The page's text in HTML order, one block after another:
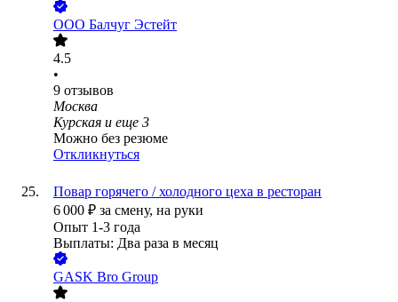
ООО Балчуг Эстейт
4.5
•
9 отзывов
Москва
Курская и еще 3
Можно без резюме
Откликнуться
Повар горячего / холодного цеха в ресторан
6 000 ₽ за смену, на руки
Опыт 1-3 года
Выплаты: Два раза в месяц
GASK Bro Group